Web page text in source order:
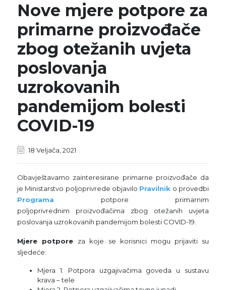
Nove mjere potpore za
primarne proizvođače
zbog otežanih uvjeta
poslovanja
uzrokovanih
pandemijom bolesti
COVID-19
18 Veljača, 2021
Obavještavamo zainteresirane primarne proizvođače da
je Ministarstvo poljoprivrede objavilo Pravilnik o provedbi
Programa
potpore primarnim
poljoprivrednim proizvođačima zbog otežanih uvjeta
poslovanja uzrokovanih pandemijom bolesti COVID-19.
Mjere potpore za koje se korisnici mogu prijaviti su
sljedeće:
Mjera 1. Potpora uzgajivačima goveda u sustavu
krava – tele